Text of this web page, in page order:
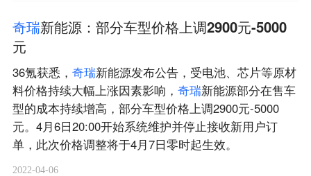
奇瑞新能源：部分车型价格上调2900元-5000
元
36氪获悉， 奇瑞新能源发布公告，受电池、芯片等原材
料价格持续大幅上涨因素影响， 奇瑞新能源部分在售车
型的成本持续增高，部分车型价格上调2900元-5000
元。4月6日20:00开始系统维护并停止接收新用户订
单，此次价格调整将于4月7日零时起生效。
2022-04-06